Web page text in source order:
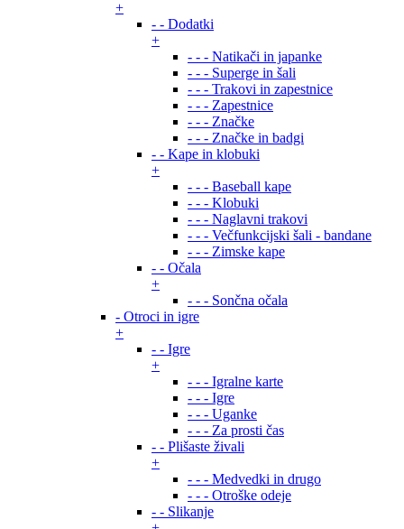
+
- - Dodatki
+
- - - Natikači in japanke
- - - Superge in šali
- - - Trakovi in zapestnice
- - - Zapestnice
- - - Značke
- - - Značke in badgi
- - Kape in klobuki
+
- - - Baseball kape
- - - Klobuki
- - - Naglavni trakovi
- - - Večfunkcijski šali - bandane
- - - Zimske kape
- - Očala
+
- - - Sončna očala
- Otroci in igre
+
- - Igre
+
- - - Igralne karte
- - - Igre
- - - Uganke
- - - Za prosti čas
- - Plišaste živali
+
- - - Medvedki in drugo
- - - Otroške odeje
- - Slikanje